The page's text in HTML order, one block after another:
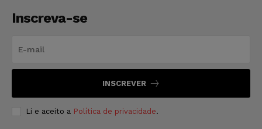
Inscreva-se
INSCREVER
Li e aceito a Política de privacidade.